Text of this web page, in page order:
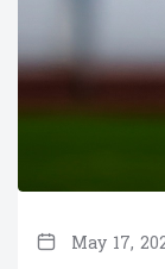
May 17,